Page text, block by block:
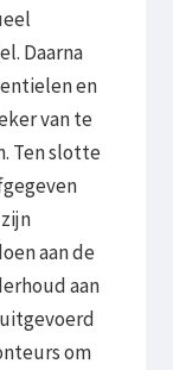
Daarna
en
van te
Ten slotte
aan de
aan
om